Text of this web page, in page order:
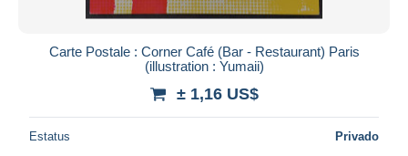
Carte Postale : Corner Café (Bar - Restaurant) Paris
(illustration : Yumaii)
± 1,16 US$
Estatus Privado